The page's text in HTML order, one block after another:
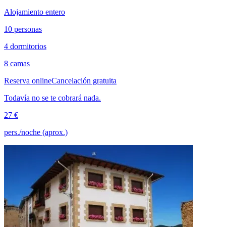
Alojamiento entero
10 personas
4 dormitorios
8 camas
Reserva onlineCancelación gratuita
Todavía no se te cobrará nada.
27 €
pers./noche (aprox.)